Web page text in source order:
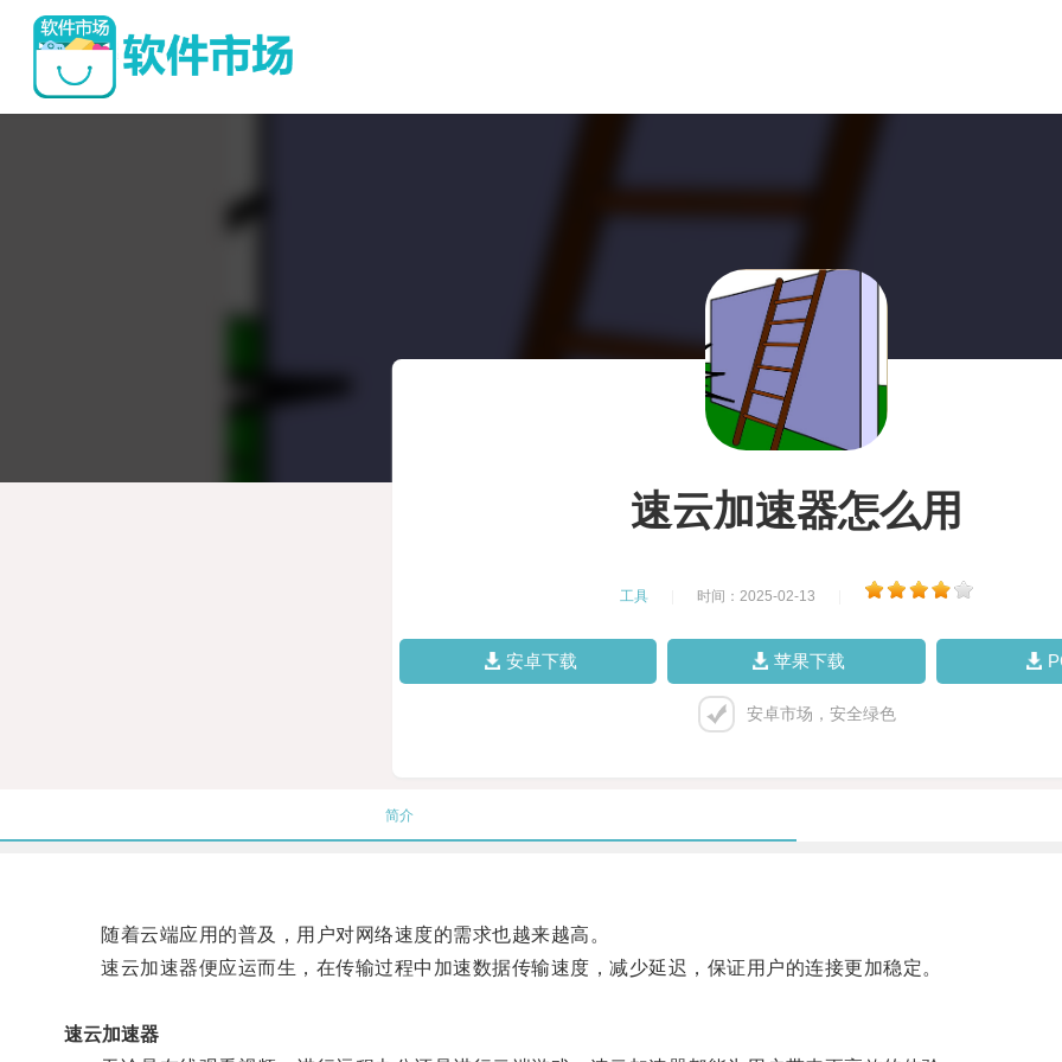
速云加速器怎么用
工具 时间：2025-02-13
安卓下载 苹果下载
安卓市场，安全绿色
简介
随着云端应用的普及，用户对网络速度的需求也越来越高。
速云加速器便应运而生，在传输过程中加速数据传输速度，减少延迟，保证用户的连接更加稳定。
速云加速器